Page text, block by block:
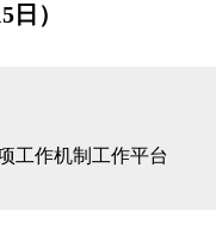
日）
工作机制工作平台